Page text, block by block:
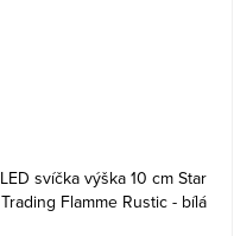
LED svíčka výška 10 cm Star
Trading Flamme Rustic - bílá